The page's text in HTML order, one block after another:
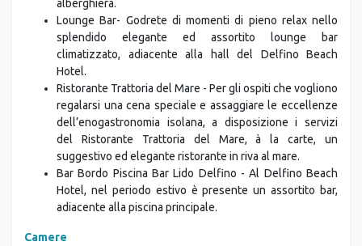
alberghiera.
Lounge Bar- Godrete di momenti di pieno relax nello
splendido elegante ed assortito lounge bar
climatizzato, adiacente alla hall del Delfino Beach
Hotel.
Ristorante Trattoria del Mare - Per gli ospiti che vogliono
regalarsi una cena speciale e assaggiare le eccellenze
dell’enogastronomia isolana, a disposizione i servizi
del Ristorante Trattoria del Mare, à la carte, un
suggestivo ed elegante ristorante in riva al mare.
Bar Bordo Piscina Bar Lido Delfino - Al Delfino Beach
Hotel, nel periodo estivo è presente un assortito bar,
adiacente alla piscina principale.
Camere